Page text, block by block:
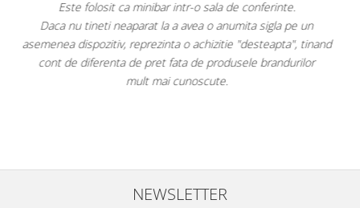
tinand
Răcește foarte bine pe treapta 3.
Faptul că grătarul metalic se poate poziționa mai sus sau
este, după părerea mea, un avantaj. Apa plată la 0,5L nu
pe ușă. Am atașat fotografii.
Per total cred că este un "best buy" la momentul
NEWSLETTER